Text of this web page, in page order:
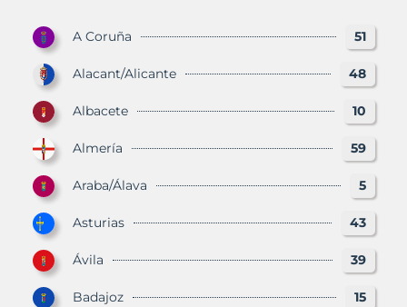
A Coruña 51
Alacant/Alicante 48
Albacete 10
Almería 59
Araba/Álava 5
Asturias 43
Ávila 39
Badajoz 15